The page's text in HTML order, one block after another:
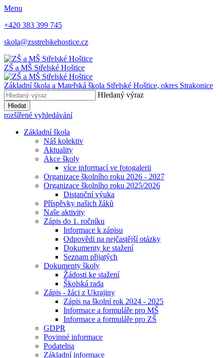
Menu
+420 383 399 745
skola@zsstrelskehostice.cz
ZŠ a MŠ Střelské Hoštice
Základní škola a Mateřská škola Střelské Hoštice, okres Strakonice
Hledaný výraz
Hledat
rozšířené vyhledávání
Základní škola
Náš kolektiv
Aktuality
Akce školy
více informací ve fotogalerii
Organizace školního roku 2026 - 2027
Organizace školního roku 2025/2026
Distanční výuka
Příspěvky našich žáků
Naše aktivity
Zápis do 1. ročníku
Informace k zápisu
Odpovědi na nejčastější otázky
Dokumenty ke stažení
Seznam přijatých
Dokumenty školy
Žádosti ke stažení
Školská rada
Zápis - žáci z Ukrajiny
Zápis na školní rok 2024 - 2025
Informace a formuláře pro MŠ
Informace a formuláře pro ZŠ
GDPR
Povinné informace
Podatelna
Základní informace